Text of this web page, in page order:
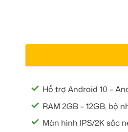
Hỗ trợ Android 10 –
RAM 2GB – 12GB, bộ
Màn hình IPS/2K sắc